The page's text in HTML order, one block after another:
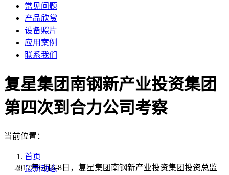
常见问题
产品欣赏
设备照片
应用案例
联系我们
复星集团南钢新产业投资集团
第四次到合力公司考察
当前位置：
首页
最新动态
2017年6月6-8日，复星集团南钢新产业投资集团投资总监